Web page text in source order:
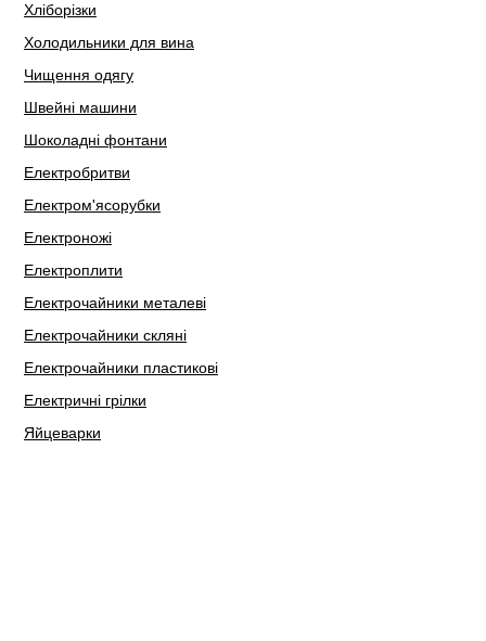
Хліборізки
Холодильники для вина
Чищення одягу
Швейні машини
Шоколадні фонтани
Електробритви
Електром'ясорубки
Електроножі
Електроплити
Електрочайники металеві
Електрочайники скляні
Електрочайники пластикові
Електричні грілки
Яйцеварки